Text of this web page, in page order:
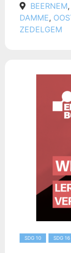
BEERNEM,
DAMME,
ZEDELGEM
SDG 10 SDG 16